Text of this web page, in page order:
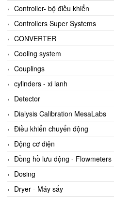
Albrecht-Automatik Viet Nam
Allen Bradley Vietnam
Alpha Moisture Vietnam
Alpha-Achem Vietnam
Alphino
ALRE-IT Vietnam
Altech
Amarillo Gear
Ametek
AMPTRON Vietnam
AND Vietnam
ANDERSON-NEGELE
ANDILOG Technologies Vietnam
Controller- bộ điều khiển
Controllers Super Systems
CONVERTER
Cooling system
Couplings
cylinders - xi lanh
Detector
Dialysis Calibration MesaLabs
Điều khiển chuyển động
Động cơ điện
Đồng hồ lưu động - Flowmeters
Dosing
Dryer - Máy sấy